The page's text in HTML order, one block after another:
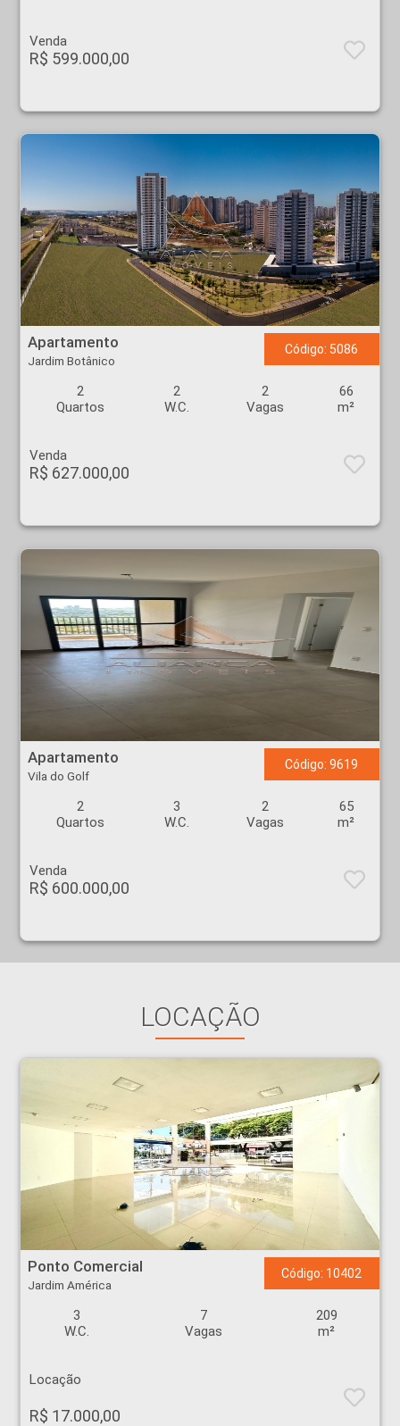
Venda
R$ 599.000,00
Apartamento - Jardim Botânico - Ribeirão Preto
Apartamento
Jardim Botânico
Código: 5086
2
Quartos
2
W.C.
2
Vagas
66
m²
Venda
R$ 627.000,00
Apartamento
Vila do Golf
Código: 9619
2
Quartos
3
W.C.
2
Vagas
65
m²
Venda
R$ 600.000,00
LOCAÇÃO
Ponto Comercial - Jardim América - Ribeirão Preto
Ponto Comercial
Jardim América
Código: 10402
3
W.C.
7
Vagas
209
m²
Locação
R$ 17.000,00